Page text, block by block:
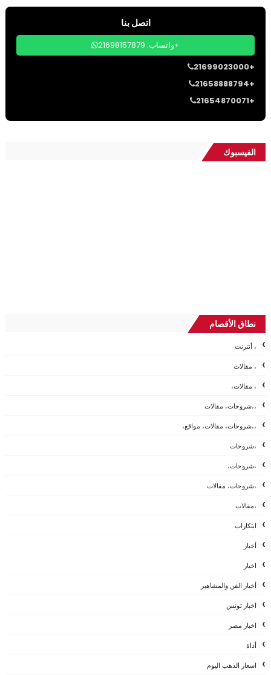
اتصل بنا
واتساب: 21698157879+
21699023000+
21658888794+
21654870071+
الفيسبوك
نطاق الأقصام
، أنترنت
، مقالات
، مقالات،
،،شروحات، مقالات
،،شروحات، مقالات، مواقع،
،شروحات
،شروحات،
،شروحات، مقالات
،مقالات
ابتكارات
أخبار
اخبار
أخبار الفن والمشاهير
اخبار تونس
اخبار مصر
أداة
اسعار الذهب اليوم